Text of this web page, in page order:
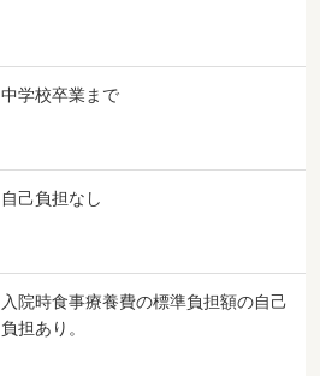
中学校卒業まで
自己負担なし
入院時食事療養費の標準負担額の自己
負担あり。